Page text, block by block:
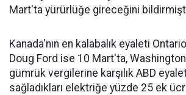
Mart'ta yürürlüğe gireceğini
Kanada'nın en kalabalık eyaleti
Doug Ford ise 10 Mart'ta,
gümrük vergilerine karşılık ABD
sağladıkları elektriğe yüzde 25 ek